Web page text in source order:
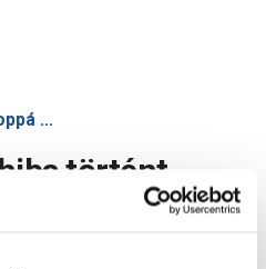
...
történt